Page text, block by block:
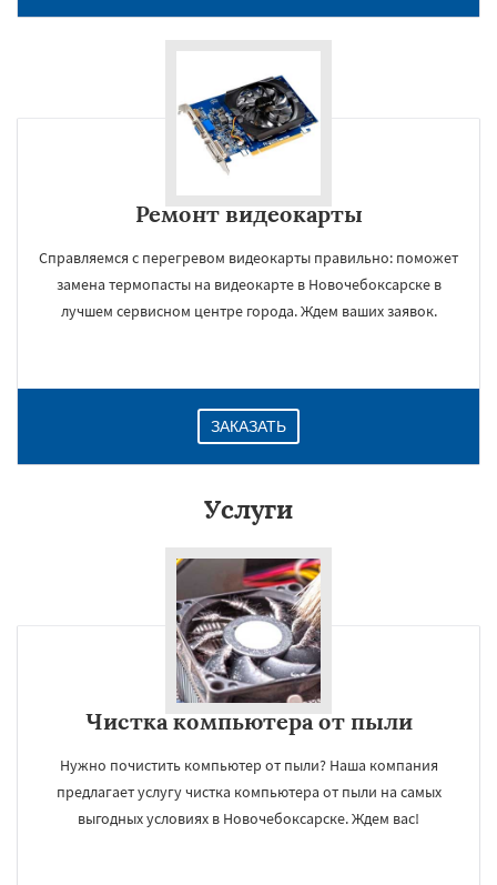
Ремонт видеокарты
Справляемся с перегревом видеокарты правильно: поможет
замена термопасты на видеокарте в Новочебоксарске в
лучшем сервисном центре города. Ждем ваших заявок.
ЗАКАЗАТЬ
Услуги
Чистка компьютера от пыли
Нужно почистить компьютер от пыли? Наша компания
предлагает услугу чистка компьютера от пыли на самых
выгодных условиях в Новочебоксарске. Ждем вас!
×
Даю согласие на обработку персональных данных